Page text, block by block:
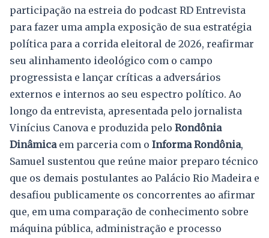
participação na estreia do podcast RD Entrevista
para fazer uma ampla exposição de sua estratégia
política para a corrida eleitoral de 2026, reafirmar
seu alinhamento ideológico com o campo
progressista e lançar críticas a adversários
externos e internos ao seu espectro político. Ao
longo da entrevista, apresentada pelo jornalista
Vinícius Canova e produzida pelo Rondônia
Dinâmicaem parceria com o Informa Rondônia,
Samuel sustentou que reúne maior preparo técnico
que os demais postulantes ao Palácio Rio Madeira e
desafiou publicamente os concorrentes ao afirmar
que, em uma comparação de conhecimento sobre
máquina pública, administração e processo